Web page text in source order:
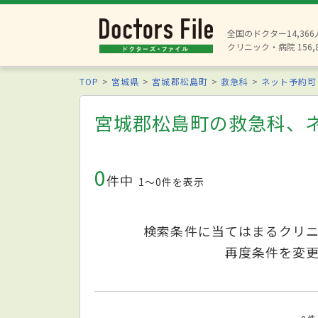
全国のドクター14,366
クリニック・病院
TOP 宮城県 宮城郡松島町 救急科 ネット予約可
宮城郡松島町の救急科、
0件中 1〜0件を表示
検索条件に当てはまるクリ
再度条件を変